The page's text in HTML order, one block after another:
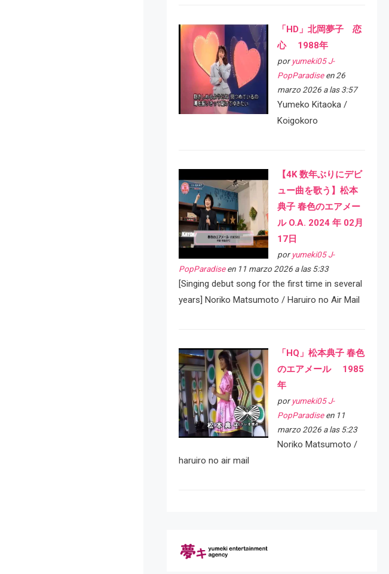
「HD」北岡夢子 恋
心 1988年
por yumeki05 J-
PopParadiseen 26
marzo 2026 a las 3:57
Yumeko Kitaoka /
Koigokoro
【4K 数年ぶりにデビ
ュー曲を歌う】松本
典子 春色のエアメー
ル O.A. 2024 年 02月
17日
por yumeki05 J-
PopParadiseen 11 marzo 2026 a las 5:33
[Singing debut song for the first time in several
years] Noriko Matsumoto / Haruiro no Air Mail
「HQ」松本典子 春色
のエアメール 1985
年
por yumeki05 J-
PopParadiseen 11
marzo 2026 a las 5:23
Noriko Matsumoto /
haruiro no air mail